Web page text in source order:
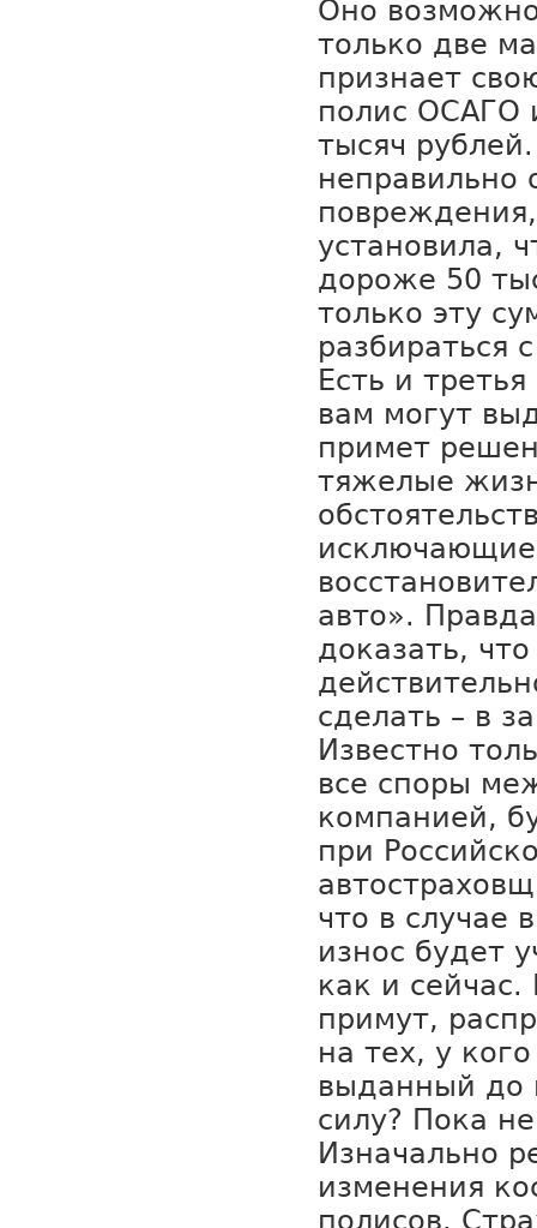
Оно
только две
признает
полис ОСАГО
тысяч
неправильно
установила,
дороже 50
только эту
разбираться
Есть и
вам могут
примет
тяжелые
авто».
доказать,
сделать – в
Известно
все споры
компанией,
при
что в случае
износ будет
как и сейчас.
примут,
на тех, у
выданный до
силу? Пока
Изначально
изменения
полисов.